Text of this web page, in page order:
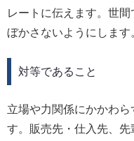
レートに伝えます。世
ぼかさないようにします
対等であること
立場や力関係にかかわ
す。販売先・仕入先、